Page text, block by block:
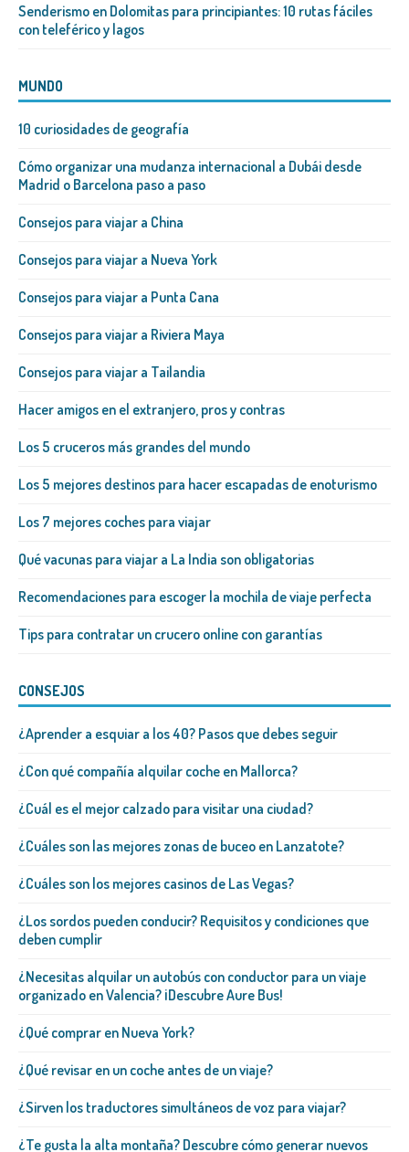
Senderismo en Dolomitas para principiantes: 10 rutas fáciles
con teleférico y lagos
MUNDO
10 curiosidades de geografía
Cómo organizar una mudanza internacional a Dubái desde
Madrid o Barcelona paso a paso
Consejos para viajar a China
Consejos para viajar a Nueva York
Consejos para viajar a Punta Cana
Consejos para viajar a Riviera Maya
Consejos para viajar a Tailandia
Hacer amigos en el extranjero, pros y contras
Los 5 cruceros más grandes del mundo
Los 5 mejores destinos para hacer escapadas de enoturismo
Los 7 mejores coches para viajar
Qué vacunas para viajar a La India son obligatorias
Recomendaciones para escoger la mochila de viaje perfecta
Tips para contratar un crucero online con garantías
CONSEJOS
¿Aprender a esquiar a los 40? Pasos que debes seguir
¿Con qué compañía alquilar coche en Mallorca?
¿Cuál es el mejor calzado para visitar una ciudad?
¿Cuáles son las mejores zonas de buceo en Lanzatote?
¿Cuáles son los mejores casinos de Las Vegas?
¿Los sordos pueden conducir? Requisitos y condiciones que
deben cumplir
¿Necesitas alquilar un autobús con conductor para un viaje
organizado en Valencia? ¡Descubre Aure Bus!
¿Qué comprar en Nueva York?
¿Qué revisar en un coche antes de un viaje?
¿Sirven los traductores simultáneos de voz para viajar?
¿Te gusta la alta montaña? Descubre cómo generar nuevos